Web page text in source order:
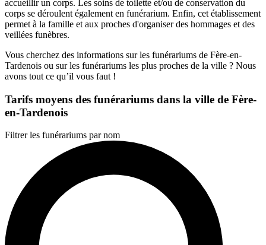
accueillir un corps. Les soins de toilette et/ou de conservation du
corps se déroulent également en funérarium. Enfin, cet établissement
permet à la famille et aux proches d'organiser des hommages et des
veillées funèbres.
Vous cherchez des informations sur les funérariums de Fère-en-
Tardenois ou sur les funérariums les plus proches de la ville ? Nous
avons tout ce qu’il vous faut !
Tarifs moyens des funérariums dans la ville de Fère-
en-Tardenois
Filtrer les funérariums par nom